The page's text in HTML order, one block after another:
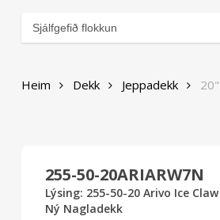
Heim Dekk Jeppadekk
Lýsing: 255-50-20 Arivo Ice
Ný Nagladekk
255-50-20ARIARW7N